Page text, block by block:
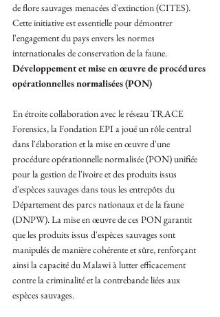
de flore sauvages menacées d'extinction (CITES).
Cette initiative est essentielle pour démontrer
l'engagement du pays envers les normes
internationales de conservation de la faune.
Développement et mise en œuvre de procédures
opérationnelles normalisées (PON)
En étroite collaboration avec le réseau TRACE
Forensics, la Fondation EPI a joué un rôle central
dans l'élaboration et la mise en œuvre d'une
procédure opérationnelle normalisée (PON) unifiée
pour la gestion de l'ivoire et des produits issus
d'espèces sauvages dans tous les entrepôts du
Département des parcs nationaux et de la faune
(DNPW). La mise en œuvre de ces PON garantit
que les produits issus d'espèces sauvages sont
manipulés de manière cohérente et sûre, renforçant
ainsi la capacité du Malawi à lutter efficacement
contre la criminalité et la contrebande liées aux
espèces sauvages.